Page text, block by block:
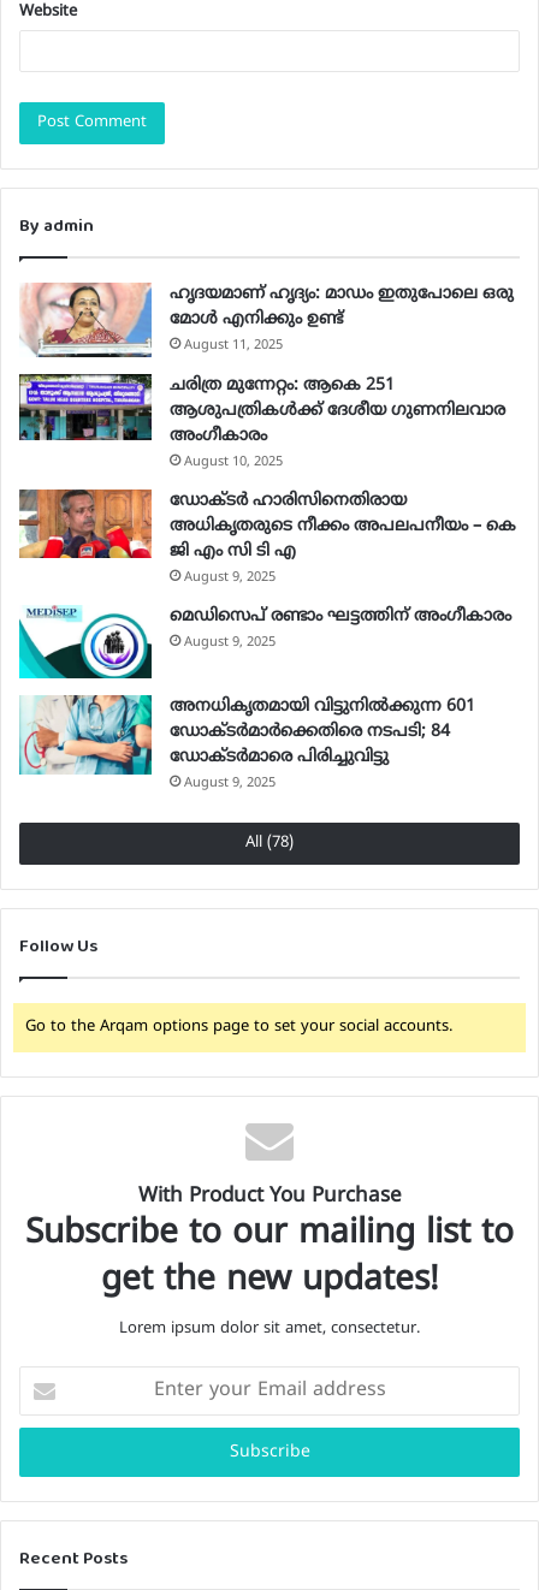
Website
By admin
ഹൃദയമാണ് ഹൃദ്യം: മാഡം ഇതുപോലെ ഒരു
മോള്‍ എനിക്കും ഉണ്ട്
August 11, 2025
ചരിത്ര മുന്നേറ്റം: ആകെ 251
ആശുപത്രികള്‍ക്ക് ദേശീയ ഗുണനിലവാര
അംഗീകാരം
August 10, 2025
ഡോക്ടർ ഹാരിസിനെതിരായ
അധികൃതരുടെ നീക്കം അപലപനീയം – കെ
ജി എം സി ടി എ
August 9, 2025
മെഡിസെപ് രണ്ടാം ഘട്ടത്തിന് അംഗീകാരം
August 9, 2025
അനധികൃതമായി വിട്ടുനില്‍ക്കുന്ന 601
ഡോക്ടര്‍മാര്‍ക്കെതിരെ നടപടി; 84
ഡോക്ടര്‍മാരെ പിരിച്ചുവിട്ടു
August 9, 2025
All (78)
Follow Us
Go to the Arqam options page to set your social accounts.
With Product You Purchase
Subscribe to our mailing list to
get the new updates!
Lorem ipsum dolor sit amet, consectetur.
your
Email
Recent Posts